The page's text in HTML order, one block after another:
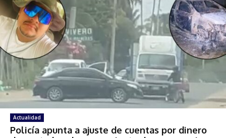
Actualidad
Policía apunta a ajuste de cuentas por dinero